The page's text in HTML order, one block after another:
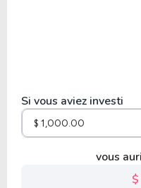
Si vous aviez investi
vous